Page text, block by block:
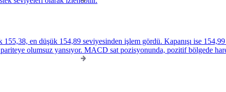
en düşük 154,89 seviyesinden işlem gördü. Kapanışı ise
olumsuz yansıyor. MACD sat pozisyonunda, pozitif bölgede